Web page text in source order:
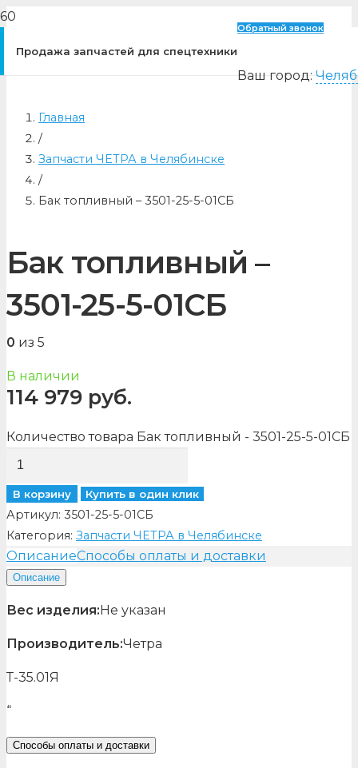
Продажа запчастей для спецтехники
Обратный звонок
Ваш город:
Главная
/
Запчасти ЧЕТРА в Челябинске
/
Бак топливный – 3501-25-5-01СБ
Бак топливный –
3501-25-5-01СБ
0 из 5
В наличии
114 979 руб.
Количество товара Бак топливный - 3501-25-5-01СБ
В корзину Купить в один клик
Артикул: 3501-25-5-01СБ
Категория: Запчасти ЧЕТРА в Челябинске
ОписаниеСпособы оплаты и доставки
Описание
Вес изделия:Не указан
Производитель:Четра
Т-35.01Я
“
Способы оплаты и доставки